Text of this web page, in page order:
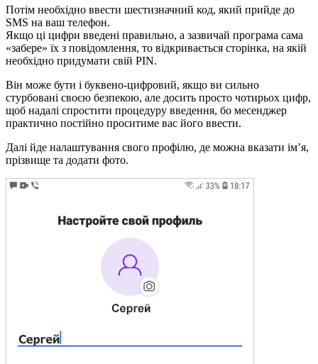
Потім необхідно ввести шестизначний код, який прийде до
SMS на ваш телефон.
Якщо ці цифри введені правильно, а зазвичай програма сама
«забере» їх з повідомлення, то відкривається сторінка, на якій
необхідно придумати свій PIN.
Він може бути і буквено-цифровий, якщо ви сильно
стурбовані своєю безпекою, але досить просто чотирьох цифр,
щоб надалі спростити процедуру введення, бо месенджер
практично постійно проситиме вас його ввести.
Далі йде налаштування свого профілю, де можна вказати ім’я,
прізвище та додати фото.